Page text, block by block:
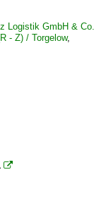
Logistik GmbH & Co.
- Z) / Torgelow,
